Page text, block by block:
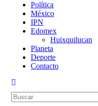
Política
México
IPN
Edomex
Huixquilucan
Planeta
Deporte
Contacto